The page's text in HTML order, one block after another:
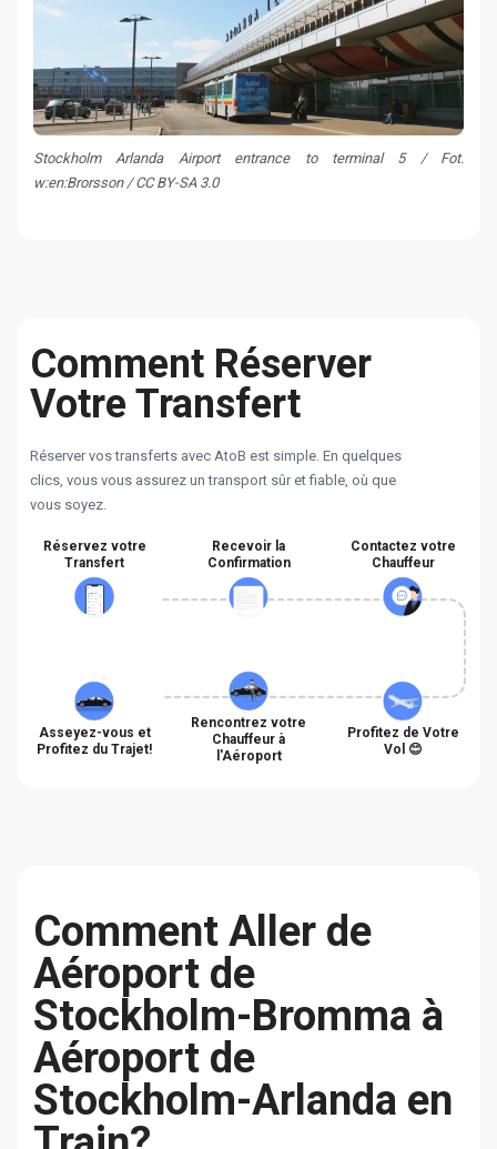
Stockholm Arlanda Airport entrance to terminal 5 / Fot.
w:en:Brorsson / CC BY-SA 3.0
Comment Réserver
Votre Transfert
Réserver vos transferts avec AtoB est simple. En quelques
clics, vous vous assurez un transport sûr et fiable, où que
vous soyez.
Réservez votre
Transfert
Recevoir la
Confirmation
Contactez votre
Chauffeur
Asseyez-vous et
Profitez du Trajet!
Rencontrez votre
Chauffeur à
l'Aéroport
Profitez de Votre
Vol 😊
Сomment Aller de
Aéroport de
Stockholm-Bromma à
Aéroport de
Stockholm-Arlanda en